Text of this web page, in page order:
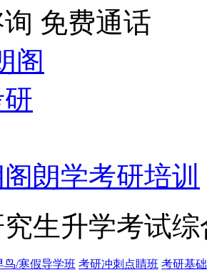
免费通话
朗学考研培训
生升学考试
鸟/寒假导学班 考研冲刺点睛班 考研基